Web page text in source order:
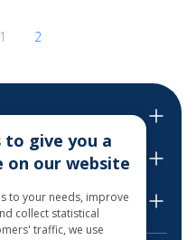
1 2
to give you a
on our website
to your needs, improve
collect statistical
traffic, we use